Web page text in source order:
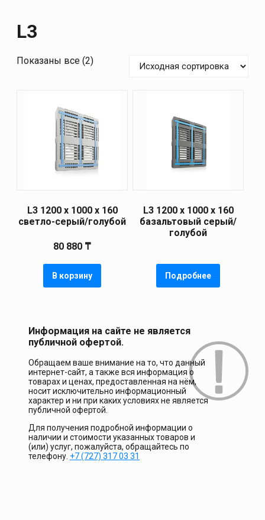
L3
Показаны все (2)
L3 1200 х 1000 х 160
светло-серый/голубой
80 880 ₸
В корзину
L3 1200 х 1000 х 160
базальтовый серый/
голубой
Подробнее
Информация на сайте не является
публичной офертой.
Обращаем ваше внимание на то, что данный
интернет-сайт, а также вся информация о
товарах и ценах, предоставленная на нём,
носит исключительно информационный
характер и ни при каких условиях не является
публичной офертой.
Для получения подробной информации о
наличии и стоимости указанных товаров и
(или) услуг, пожалуйста, обращайтесь по
телефону. +7 (727) 317 03 31